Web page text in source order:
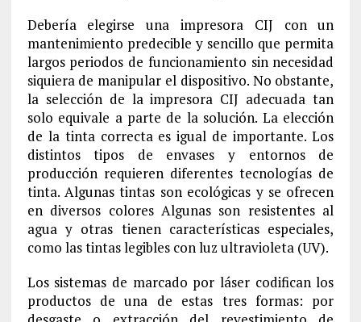
Debería elegirse una impresora CIJ con un
mantenimiento predecible y sencillo que permita
largos periodos de funcionamiento sin necesidad
siquiera de manipular el dispositivo. No obstante,
la selección de la impresora CIJ adecuada tan
solo equivale a parte de la solución. La elección
de la tinta correcta es igual de importante. Los
distintos tipos de envases y entornos de
producción requieren diferentes tecnologías de
tinta. Algunas tintas son ecológicas y se ofrecen
en diversos colores Algunas son resistentes al
agua y otras tienen características especiales,
como las tintas legibles con luz ultravioleta (UV).
Los sistemas de marcado por láser codifican los
productos de una de estas tres formas: por